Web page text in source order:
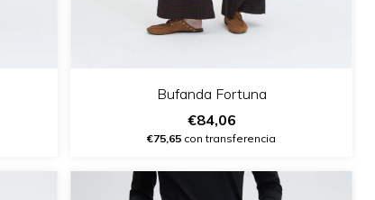
Bufanda Fortuna
€84,06
€75,65 con transferencia